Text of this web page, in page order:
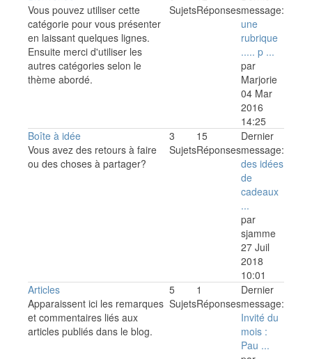
Vous pouvez utiliser cette
catégorie pour vous présenter
en laissant quelques lignes.
Ensuite merci d'utiliser les
autres catégories selon le
thème abordé.
SujetsRéponsesmessage:
une
rubrique
..... p ...
par
Marjorie
04 Mar
2016
14:25
Boîte à idée
Vous avez des retours à faire
ou des choses à partager?
3
Sujets
15
Réponses
Dernier
message:
des idées
de
cadeaux
...
par
sjamme
27 Juil
2018
10:01
Articles
Apparaissent ici les remarques
et commentaires liés aux
articles publiés dans le blog.
5
Sujets
1
Réponses
Dernier
message:
Invité du
mois :
Pau ...